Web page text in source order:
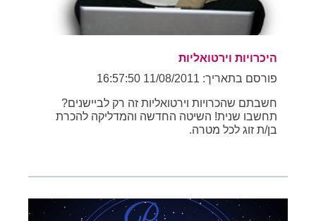
היכרויות וירטואליות
פורסם בתאריך: 11/08/2011 16:57:50
חשבתם שהכרויות וירטואליות זה רק לביישנים?
תחשבו שנית! השיטה החדשה והמדליקה להכרת
בן/ת זוג לכל מטרה.